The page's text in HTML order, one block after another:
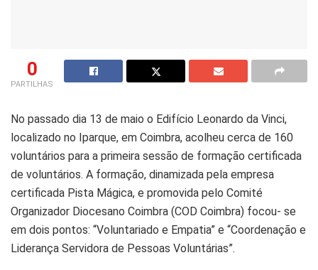
0
PARTILHAS
No passado dia 13 de maio o Edifício Leonardo da Vinci,
localizado no Iparque, em Coimbra, acolheu cerca de 160
voluntários para a primeira sessão de formação certificada
de voluntários. A formação, dinamizada pela empresa
certificada Pista Mágica, e promovida pelo Comité
Organizador Diocesano Coimbra (COD Coimbra) focou- se
em dois pontos: “Voluntariado e Empatia” e “Coordenação e
Liderança Servidora de Pessoas Voluntárias”.